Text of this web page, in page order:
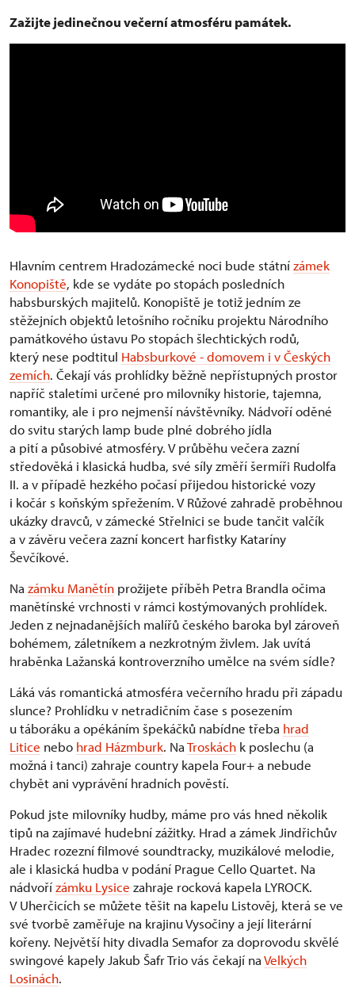
Zažijte jedinečnou večerní atmosféru památek.
Hlavním centrem Hradozámecké noci bude státnízámek
Konopiště, kde se vydáte po stopách posledních
habsburských majitelů. Konopiště je totiž jedním ze
stěžejních objektů letošního ročníku projektu Národního
památkového ústavu Po stopách šlechtických rodů,
který nese podtitul Habsburkové - domovem i v Českých
zemích. Čekají vás prohlídky běžně nepřístupných prostor
napříč staletími určené pro milovníky historie, tajemna,
romantiky, ale i pro nejmenší návštěvníky. Nádvoří oděné
do svitu starých lamp bude plné dobrého jídla
a pití a působivé atmosféry. V průběhu večera zazní
středověká i klasická hudba, své síly změří šermíři Rudolfa
II. a v případě hezkého počasí přijedou historické vozy
i kočár s koňským spřežením. V Růžové zahradě proběhnou
ukázky dravců, v zámecké Střelnici se bude tančit valčík
a v závěru večera zazní koncert harfistky Kataríny
Ševčíkové.
Na zámku Manětín prožijete příběh Petra Brandla očima
manětínské vrchnosti v rámci kostýmovaných prohlídek.
Jeden z nejnadanějších malířů českého baroka byl zároveň
bohémem, záletníkem a nezkrotným živlem. Jak uvítá
hraběnka Lažanská kontroverzního umělce na svém sídle?
Láká vás romantická atmosféra večerního hradu při západu
slunce? Prohlídku v netradičním čase s posezením
u táboráku a opékáním špekáčků nabídne třeba hrad
Litice nebo hrad Házmburk. NaTroskách k poslechu (a
možná i tanci) zahraje country kapela Four+ a nebude
chybět ani vyprávění hradních pověstí.
Pokud jste milovníky hudby, máme pro vás hned několik
tipů na zajímavé hudební zážitky. Hrad a zámek Jindřichův
Hradec rozezní filmové soundtracky, muzikálové melodie,
ale i klasická hudba v podání Prague Cello Quartet. Na
nádvořízámku Lysice zahraje rocková kapela LYROCK.
V Uherčicích se můžete těšit na kapelu Listověj, která se ve
své tvorbě zaměřuje na krajinu Vysočiny a její literární
kořeny. Největší hity divadla Semafor za doprovodu skvělé
swingové kapely Jakub Šafr Trio vás čekají naVelkých
Losinách.